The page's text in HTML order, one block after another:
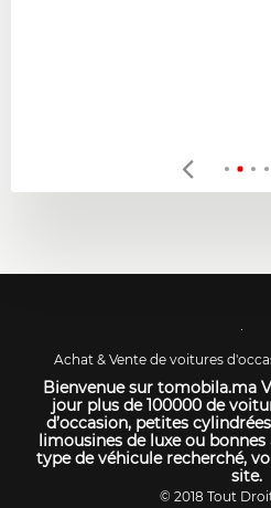
Achat & Vente de voitures
Bienvenue sur tomobila.ma
jour plus de 100000 de
d’occasion, petites
limousines de luxe ou
type de véhicule recherché,
site.
© 2018 Tout